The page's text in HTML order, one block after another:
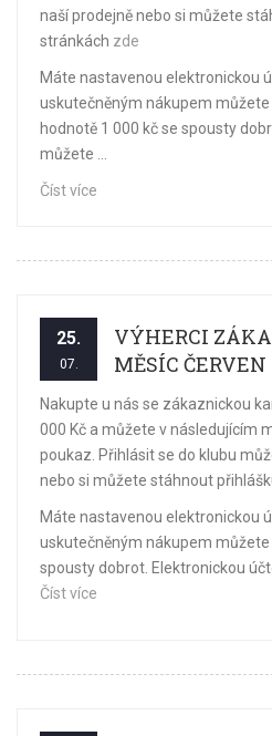
naší prodejně nebo si můžete
stránkách zde
Máte nastavenou elektronickou
uskutečněným nákupem
hodnotě 1 000 kč se spousty
můžete ...
Číst více
25.
07.
VÝHERCI
MĚSÍC ČERVEN
Nakupte u nás se zákaznickou
000 Kč a můžete v následujícím
poukaz. Přihlásit se do klubu
nebo si můžete stáhnout
Máte nastavenou elektronickou
uskutečněným nákupem
spousty dobrot. Elektronickou
Číst více